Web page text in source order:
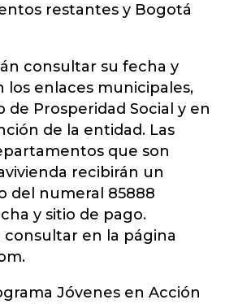
restantes y Bogotá
consultar su fecha y
los enlaces municipales,
de Prosperidad Social y en
de la entidad. Las
que son
recibirán un
del numeral 85888
y sitio de pago.
en la página
Jóvenes en Acción